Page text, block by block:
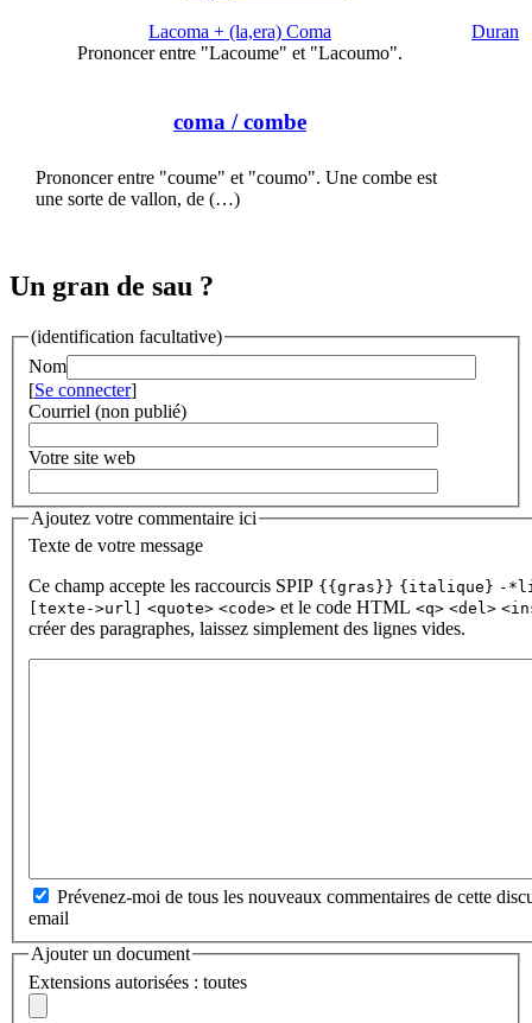
Lacoma + (la,era) Coma
Prononcer entre "Lacoume" et "Lacoumo".
coma / combe
Prononcer entre "coume" et "coumo". Une combe est
une sorte de vallon, de (…)
Duran
Un gran de sau ?
(identification facultative)
Nom
[Se connecter]
Courriel (non publié)
Votre site web
Ajoutez votre commentaire ici
Texte de votre message
Ce champ accepte les raccourcis SPIP {{gras}} {italique} -
[texte->url]
<quote> <code> et le code HTML <q> <del>
créer des paragraphes, laissez simplement des lignes vides.
Prévenez-moi de tous les nouveaux commentaires de cette
email
Ajouter un document
Extensions autorisées : toutes